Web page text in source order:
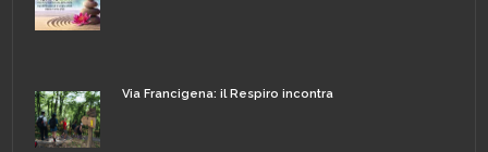
Via Francigena: il Respiro incontra